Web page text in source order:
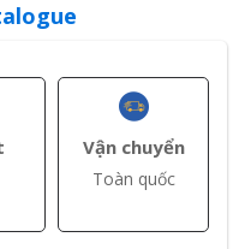
Vận chuyển
Toàn quốc